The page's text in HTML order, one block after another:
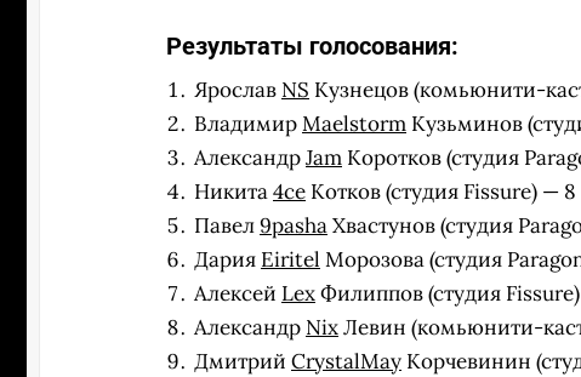
Результаты голосования:
Ярослав NS Кузнецов (комьюнити-
ВладимирMaelstorm Кузьминов
АлександрJam Коротков (студия
Никита4ce Котков (студия Fissure) —
Павел9pashaХвастунов (студия
Дария Eiritel Морозова (студия
Алексей LexФилиппов (студия
Александр NixЛевин (комьюнити-
Дмитрий CrystalMay Корчевинин